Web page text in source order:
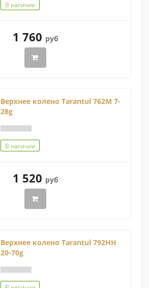
В наличии
1 760 руб
Верхнее колено Tarantul 762M 7-
28g
В наличии
1 520 руб
Верхнее колено Tarantul 792HH
20-70g